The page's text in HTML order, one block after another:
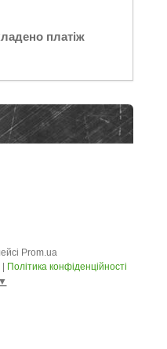
платіж
Prom.ua
Політика конфіденційності
▼